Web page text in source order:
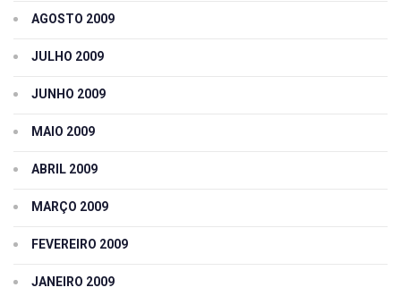
AGOSTO 2009
JULHO 2009
JUNHO 2009
MAIO 2009
ABRIL 2009
MARÇO 2009
FEVEREIRO 2009
JANEIRO 2009